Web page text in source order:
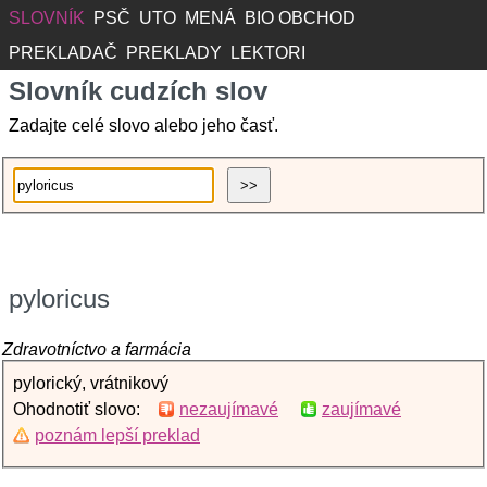
SLOVNÍK PSČ UTO MENÁ
BIO OBCHOD
PREKLADAČ
PREKLADY LEKTORI
Slovník cudzích slov
Zadajte celé slovo alebo jeho časť.
pyloricus
Zdravotníctvo a farmácia
pylorický, vrátnikový
Ohodnotiť slovo:
nezaujímavé
zaujímavé
poznám lepší preklad